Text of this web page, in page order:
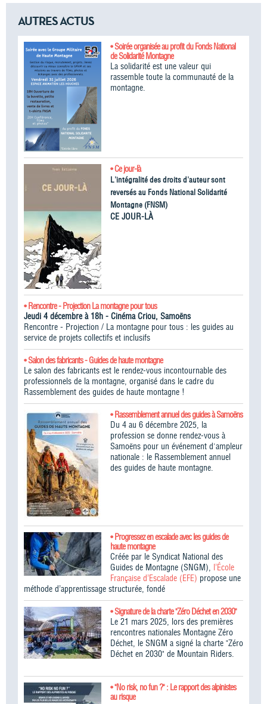
AUTRES ACTUS
• Soirée organisée au profit du Fonds National
de Solidarité Montagne
La solidarité est une valeur qui
rassemble toute la communauté de la
montagne.
• Ce jour-là
L'intégralité des droits d'auteur sont
reversés au Fonds National Solidarité
Montagne (FNSM)
CE JOUR-LÀ
• Rencontre - Projection La montagne pour tous
Jeudi 4 décembre à 18h - Cinéma Criou, Samoëns
Rencontre - Projection / La montagne pour tous : les guides au
service de projets collectifs et inclusifs
• Salon des fabricants - Guides de haute montagne
Le salon des fabricants est le rendez-vous incontournable des
professionnels de la montagne, organisé dans le cadre du
Rassemblement des guides de haute montagne !​
• Rassemblement annuel des guides à Samoëns
Du 4 au 6 décembre 2025, la
profession se donne rendez-vous à
Samoëns pour un événement d'ampleur
nationale : le Rassemblement annuel
des guides de haute montagne.
• Progressez en escalade avec les guides de
haute montagne
Créée par le Syndicat National des
Guides de Montagne (SNGM), l’École
Française d’Escalade (EFE) propose une
méthode d’apprentissage structurée, fondé
• Signature de la charte "Zéro Déchet en 2030"
Le 21 mars 2025, lors des premières
rencontres nationales Montagne Zéro
Déchet, le SNGM a signé la charte "Zéro
Déchet en 2030" de Mountain Riders.
• "No risk, no fun ?" : Le rapport des alpinistes
au risque